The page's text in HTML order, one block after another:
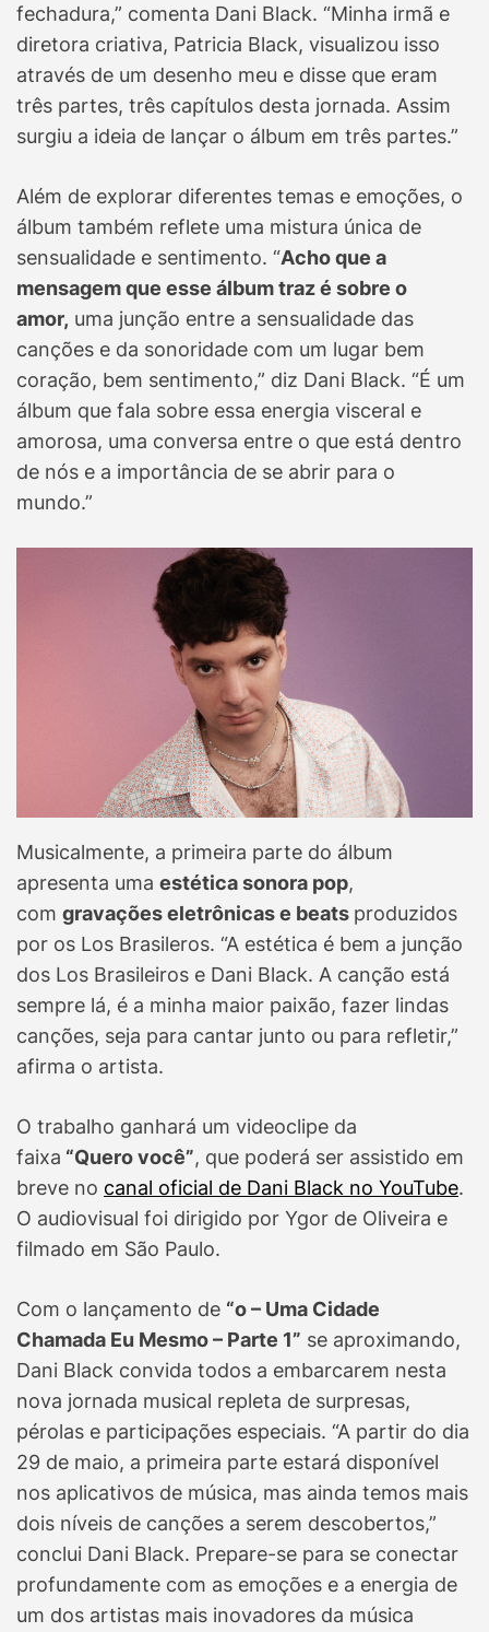
fechadura,” comenta Dani Black. “Minha irmã e
diretora criativa, Patricia Black, visualizou isso
através de um desenho meu e disse que eram
três partes, três capítulos desta jornada. Assim
surgiu a ideia de lançar o álbum em três partes.”
Além de explorar diferentes temas e emoções, o
álbum também reflete uma mistura única de
sensualidade e sentimento. “Acho que a
mensagem que esse álbum traz é sobre o
amor, uma junção entre a sensualidade das
canções e da sonoridade com um lugar bem
coração, bem sentimento,” diz Dani Black. “É um
álbum que fala sobre essa energia visceral e
amorosa, uma conversa entre o que está dentro
de nós e a importância de se abrir para o
mundo.”
Musicalmente, a primeira parte do álbum
apresenta uma estética sonora pop,
com gravações eletrônicas e beats produzidos
por os Los Brasileros. “A estética é bem a junção
dos Los Brasileiros e Dani Black. A canção está
sempre lá, é a minha maior paixão, fazer lindas
canções, seja para cantar junto ou para refletir,”
afirma o artista.
O trabalho ganhará um videoclipe da
faixa “Quero você”, que poderá ser assistido em
breve no canal oficial de Dani Black no YouTube.
O audiovisual foi dirigido por Ygor de Oliveira e
filmado em São Paulo.
Com o lançamento de “o – Uma Cidade
Chamada Eu Mesmo – Parte 1” se aproximando,
Dani Black convida todos a embarcarem nesta
nova jornada musical repleta de surpresas,
pérolas e participações especiais. “A partir do dia
29 de maio, a primeira parte estará disponível
nos aplicativos de música, mas ainda temos mais
dois níveis de canções a serem descobertos,”
conclui Dani Black. Prepare-se para se conectar
profundamente com as emoções e a energia de
um dos artistas mais inovadores da música